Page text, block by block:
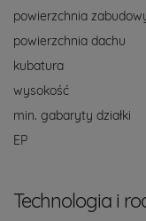
powierzchnia
powierzchnia dachu
kubatura
wysokość
min. gabaryty działki
EP
Technologia i